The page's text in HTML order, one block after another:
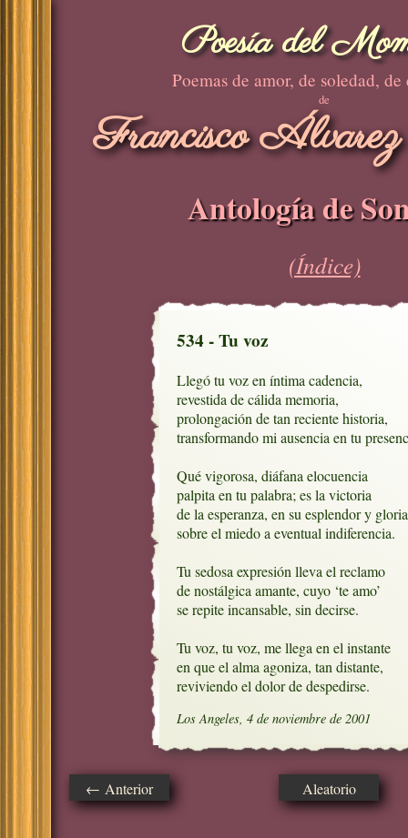
Poesía del
Poemas de amor, de soledad, de
de
Francisco
Antología de
(Índice)
534 - Tu voz
Llegó tu voz en íntima cadencia,
revestida de cálida memoria,
prolongación de tan reciente historia,
transformando mi ausencia en tu
Qué vigorosa, diáfana elocuencia
palpita en tu palabra; es la victoria
de la esperanza, en su esplendor y
sobre el miedo a eventual indiferencia.
Tu sedosa expresión lleva el reclamo
de nostálgica amante, cuyo ‘te amo’
se repite incansable, sin decirse.
Tu voz, tu voz, me llega en el instante
en que el alma agoniza, tan distante,
reviviendo el dolor de despedirse.
Los Angeles, 4 de noviembre de 2001
← Anterior Aleatorio